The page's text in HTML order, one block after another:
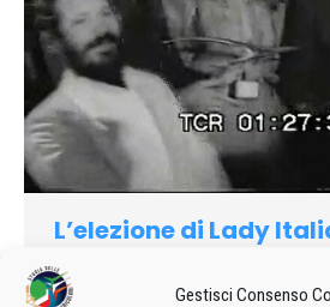
Gestisci Consenso
L’elezione di Lady
presenza delle Frecce